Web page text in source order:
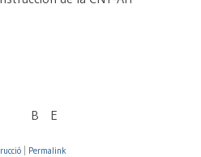
E
Permalink